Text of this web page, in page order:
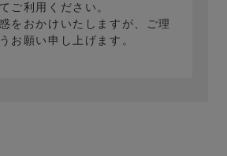
ご利用ください。
をおかけいたしますが、ご理
お願い申し上げます。